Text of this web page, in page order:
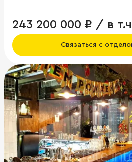
243 200 000 ₽ / в
Связаться с